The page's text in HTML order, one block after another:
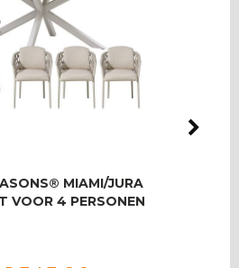
MIAMI/JURA
VOOR 4 PERSONEN